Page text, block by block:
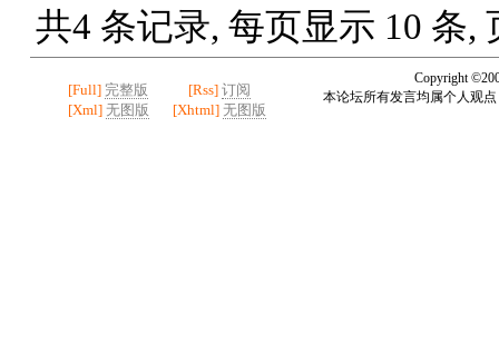
共4 条记录, 每页显示 10 条,
Copyright
本论坛所有发言均属个人观
[Full] 完整版 [Rss] 订阅
[Xml] 无图版 [Xhtml] 无图版